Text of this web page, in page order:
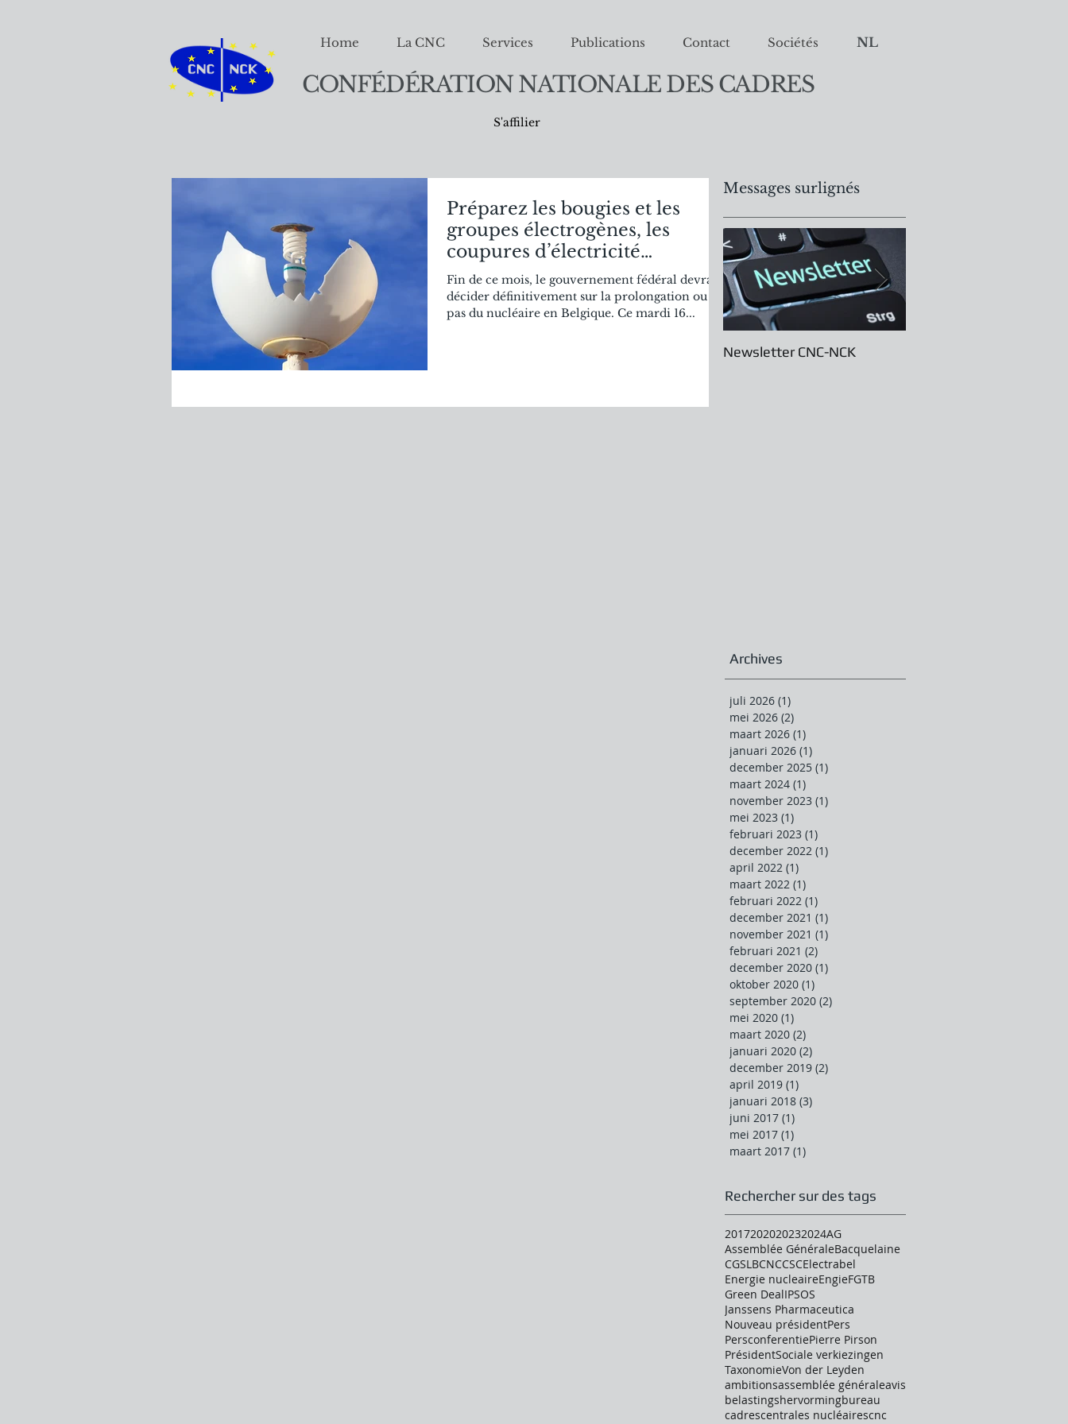
Home La CNC Services Publications Contact Sociétés NL
CONFÉDÉRATION NATIONALE DES CADRES
S'affilier
Préparez les bougies et les
groupes électrogènes, les
coupures d’électricité
deviendront réalité.
Fin de ce mois, le gouvernement fédéral devra
décider définitivement sur la prolongation ou
pas du nucléaire en Belgique. Ce mardi 16...
Messages surlignés
Newsletter CNC-NCK
Archives
juli 2026 (1)
mei 2026 (2)
maart 2026 (1)
januari 2026 (1)
december 2025 (1)
maart 2024 (1)
november 2023 (1)
mei 2023 (1)
februari 2023 (1)
december 2022 (1)
april 2022 (1)
maart 2022 (1)
februari 2022 (1)
december 2021 (1)
november 2021 (1)
februari 2021 (2)
december 2020 (1)
oktober 2020 (1)
september 2020 (2)
mei 2020 (1)
maart 2020 (2)
januari 2020 (2)
december 2019 (2)
april 2019 (1)
januari 2018 (3)
juni 2017 (1)
mei 2017 (1)
maart 2017 (1)
Rechercher sur des tags
2017202020232024AG
Assemblée GénéraleBacquelaine
CGSLBCNCCSCElectrabel
Energie nucleaireEngieFGTB
Green DealIPSOS
Janssens Pharmaceutica
Nouveau présidentPers
PersconferentiePierre Pirson
PrésidentSociale verkiezingen
TaxonomieVon der Leyden
ambitionsassemblée généraleavis
belastingshervormingbureau
cadrescentrales nucléairescnc